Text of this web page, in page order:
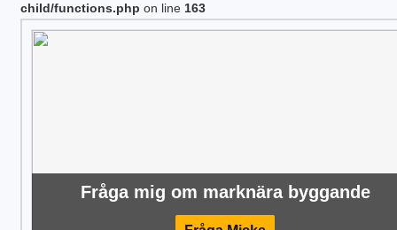
child/functions.php on line 163
Fråga mig om marknära byggande